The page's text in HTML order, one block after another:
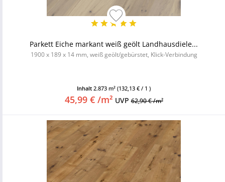
Parkett Eiche markant weiß geölt Landhausdiele...
1900 x 189 x 14 mm, weiß geölt/gebürstet, Klick-Verbindung
Inhalt 2.873 m² (132,13 € / 1 )
45,99 € /m² UVP62,90 € /m²